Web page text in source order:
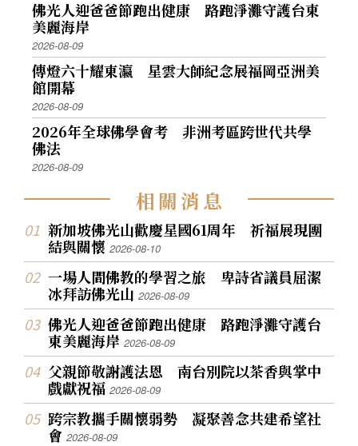
佛光人迎爸爸節跑出健康 路跑淨灘守護台東
美麗海岸
2026-08-09
傳燈六十耀東瀛 星雲大師紀念展福岡亞洲美
館開幕
2026-08-09
2026年全球佛學會考 非洲考區跨世代共學
佛法
2026-08-09
相關消息
新加坡佛光山歡慶星國61周年 祈福展現團
結與關懷2026-08-10
一場人間佛教的學習之旅 卑詩省議員屈潔
冰拜訪佛光山2026-08-09
佛光人迎爸爸節跑出健康 路跑淨灘守護台
東美麗海岸2026-08-09
父親節敬謝護法恩 南台別院以茶香與掌中
戲獻祝福2026-08-09
跨宗教攜手關懷弱勢 凝聚善念共建希望社
會2026-08-09